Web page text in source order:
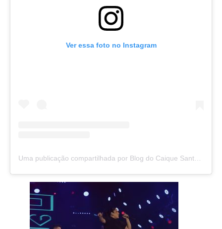
Ver essa foto no Instagram
Uma publicação compartilhada por Blog do Caique Santos – Vitória da Conquista, BA